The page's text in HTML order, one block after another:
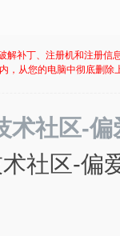
解补丁、注册机和注册
，从您的电脑中彻底删
术社区-
社区-偏